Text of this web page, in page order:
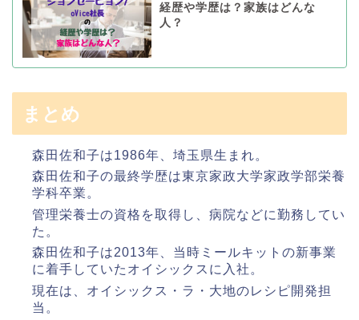
経歴や学歴は？家族はどんな
人？
まとめ
森田佐和子は1986年、埼玉県生まれ。
森田佐和子の最終学歴は東京家政大学家政学部栄養
学科卒業。
管理栄養士の資格を取得し、病院などに勤務してい
た。
森田佐和子は2013年、当時ミールキットの新事業
に着手していたオイシックスに入社。
現在は、オイシックス・ラ・大地のレシピ開発担
当。